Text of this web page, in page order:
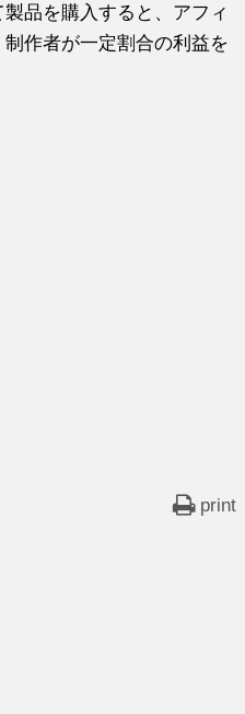
品を購入すると、アフィ
作者が一定割合の利益を
print